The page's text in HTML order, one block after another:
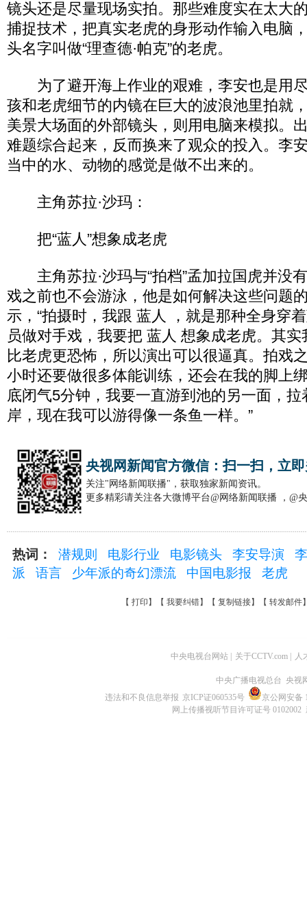
镜头还是尽量现场实拍。那些难度实在太大
捕捉技术，把真实老虎的身形动作输入电脑
头名字叫做“理查德·帕克”的老虎。
为了避开海上作业的艰难，李安也是用
孩和老虎细节的内镜在巨大的波浪池里拍就
美景大场面的外部镜头，则用电脑来模拟。
难题综合起来，反而换来了观众的投入。李
当中的水、动物的感觉是做不出来的。
主角苏拉·沙玛：
把“蓝人”想象成老虎
主角苏拉·沙玛与“拍档”孟加拉国虎并没
戏之前也不会游泳，他是如何解决这些问题
示，“拍摄时，我跟 蓝人 ，就是那种全身穿
员做对手戏，我要把 蓝人 想象成老虎。其
比老虎更恐怖，所以演出可以很逼真。拍戏
小时还要做很多体能训练，还会在我的脚上
底闭气5分钟，我要一直游到池的另一面，
岸，现在我可以游得像一条鱼一样。”
央视网新闻官方微信：扫一扫，立
关注"网络新闻联播"，获取独家新闻资讯。
更多精彩请关注各大微博平台@网络新闻联播 ，@
热词： 潜规则 电影行业 电影镜头 李安导演
派
语言 少年派的奇幻漂流 中国电影报 老虎
【 打印 】【 我要纠错】【 复制链接】【 转发邮件
中央电视台网站 关于CCTV.com 人
中央广播电视总台 央视
违法和不良信息举报 京ICP证060535号
京公网安备
网上传播视听节目许可证号 0102002